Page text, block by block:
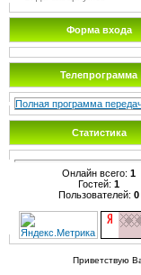
Форма входа
Телепрограмма
Полная программа передач
Статистика
Онлайн всего: 1
Гостей: 1
Пользователей: 0
Приветствую